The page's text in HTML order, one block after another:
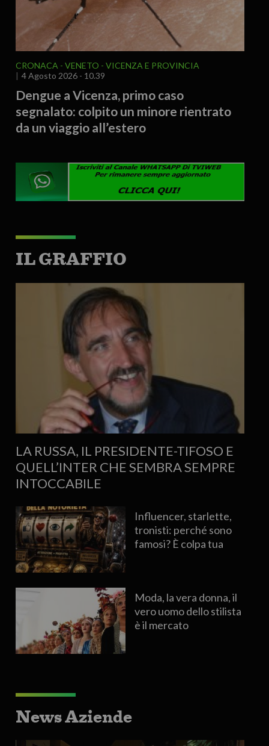
CRONACA VENETO
VICENZA E PROVINCIA
4 Agosto 2026 - 10.39
Dengue a Vicenza, primo caso
segnalato: colpito un minore rientrato
da un viaggio all’estero
IL GRAFFIO
LA RUSSA, IL PRESIDENTE-TIFOSO E
QUELL’INTER CHE SEMBRA SEMPRE
INTOCCABILE
Influencer, starlette,
tronisti: perché sono
famosi? È colpa tua
Moda, la vera donna, il
vero uomo dello stilista
è il mercato
News Aziende